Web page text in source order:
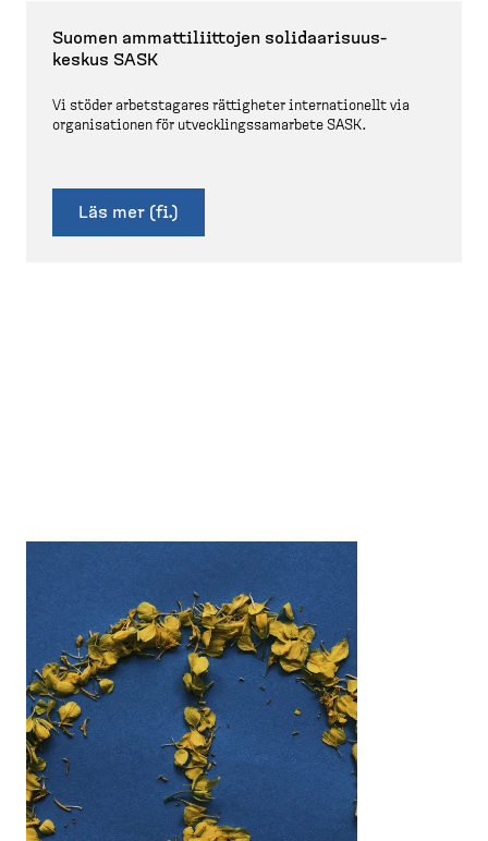
Suomen ammatti­li­ittojen solidaa­ri­su­us­
keskus SASK
Vi stöder arbets­tagares rättigheter interna­tionellt via
organi­sa­tionen för utveck­lings­sam­arbete SASK.
Läs mer (fi.)